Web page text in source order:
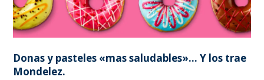
Donas y pasteles «mas saludables»… Y los trae
Mondelez.